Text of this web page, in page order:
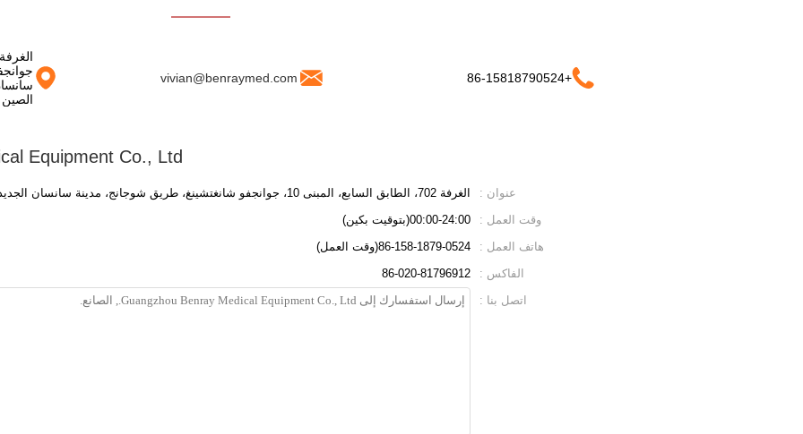
+86-15818790524
vivian@benraymed.com
الصين
Equipment Co., Ltd.
عنوان :
الغرفة 702، الطابق السابع، المبنى 10، جوانجفو شانغتشينغ، طريق شوجانج، مدينة سانسان الجديدة، نانهاي، فوشان، قوانغدونغ، الصين
وقت العمل :
00:00-24:00(بتوقيت بكين)
هاتف العمل :
86-158-1879-0524(وقت العمل)
الفاكس :
86-020-81796912
اتصل بنا :